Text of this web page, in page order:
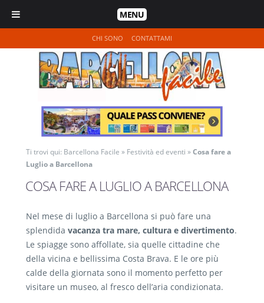
MENU
CHI SONO CONTATTAMI
Ti trovi qui: Barcellona Facile » Festività ed eventi »Cosa fare a
Luglio a Barcellona
COSA FARE A LUGLIO A BARCELLONA
Nel mese di luglio a Barcellona si può fare una
splendida vacanza tra mare, cultura e divertimento.
Le spiagge sono affollate, sia quelle cittadine che
della vicina e bellissima Costa Brava. E le ore più
calde della giornata sono il momento perfetto per
visitare un museo, al fresco dell’aria condizionata.